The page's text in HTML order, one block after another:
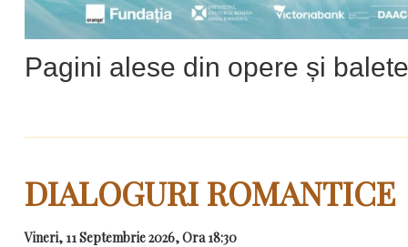
Pagini alese din opere și balete
DIALOGURI ROMANTICE
Vineri, 11 Septembrie 2026, Ora 18:30